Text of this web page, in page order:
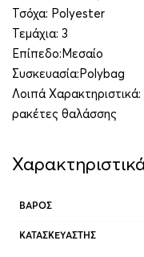
Τσόχα: Polyester
Τεμάχια: 3
Επίπεδο:Μεσαίο
Συσκευασία:Polybag
Λοιπά
ρακέτες θαλάσσης
ΒΆΡΟΣ
ΚΑΤΑΣΚΕΥΑΣΤΉΣ